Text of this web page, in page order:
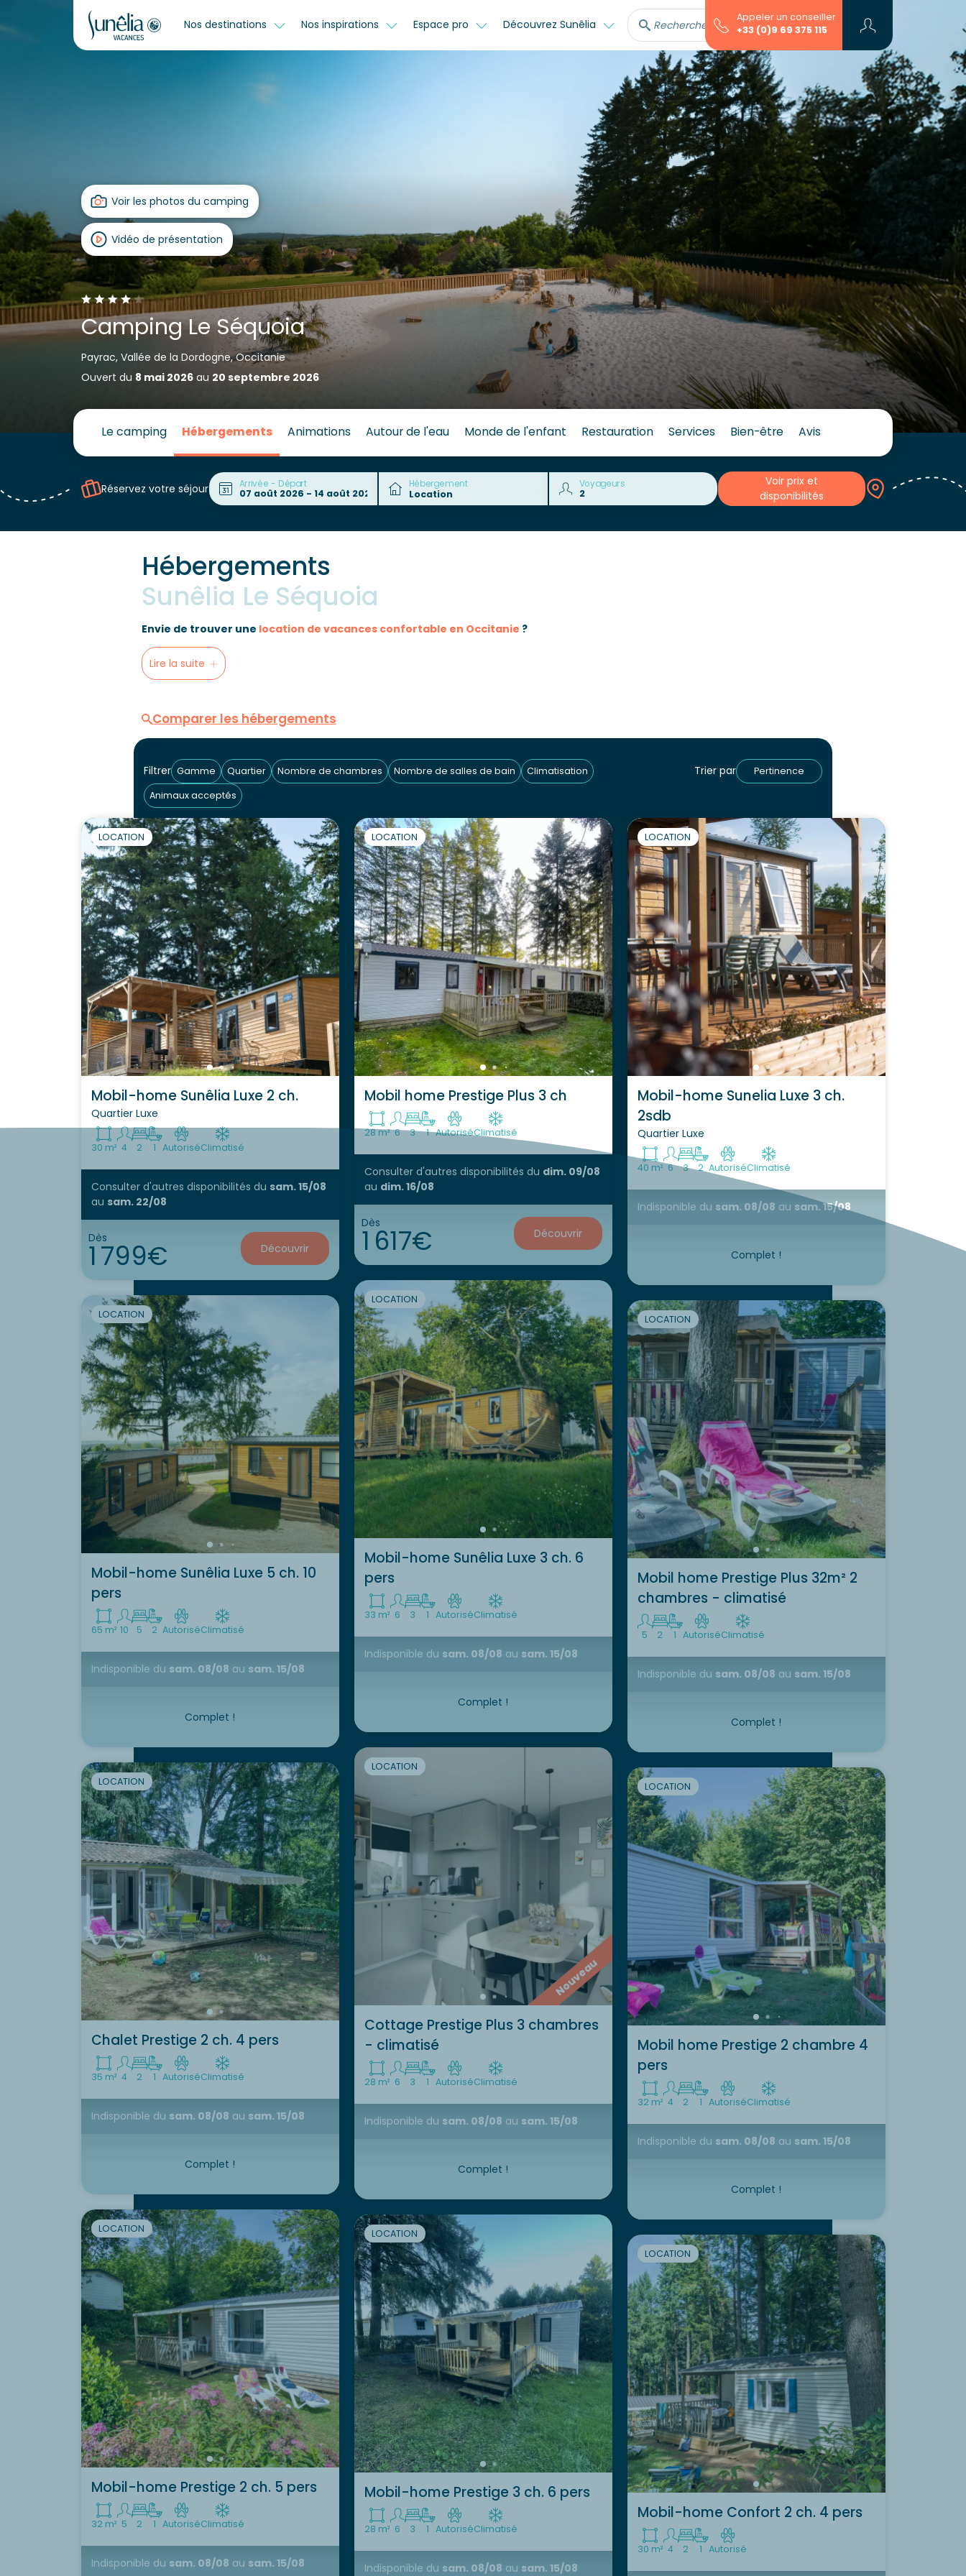
Nos destinations Nos inspirations Espace pro Découvrez Sunêlia Rechercher avec l'assistant...
Appeler un conseiller
+33 (0)9 69 375 115
Voir les photos du camping
Vidéo de présentation
Camping Le Séquoia
Payrac, Vallée de la Dordogne, Occitanie
Ouvert du 8 mai 2026au 20 septembre 2026
Le camping Hébergements Animations Autour de l'eau Monde de l'enfant Restauration Services Bien-être Avis
Réservez votre séjour Arrivée - Départ Hébergement Voyageurs
Voir prix et
disponibilités
Hébergements
Sunêlia Le Séquoia
Envie de trouver une location de vacances confortable en Occitanie ?
Lire la suite
Comparer les hébergements
Filtrer Gamme Quartier Nombre de chambres Nombre de salles de bain
Climatisation
Animaux acceptés
Trier par Pertinence
LOCATION
Mobil-home Sunêlia Luxe 2 ch.
Quartier Luxe
30 m² 4 2 1 AutoriséClimatisé
Consulter d'autres disponibilités du sam. 15/08
au sam. 22/08
Dès
1 799€ Découvrir
LOCATION
Mobil home Prestige Plus 3 ch
28 m² 6 3 1 AutoriséClimatisé
Consulter d'autres disponibilités du dim. 09/08
au dim. 16/08
Dès
1 617€ Découvrir
LOCATION
Mobil-home Sunelia Luxe 3 ch.
2sdb
Quartier Luxe
40 m² 6 3 2 AutoriséClimatisé
Indisponible du sam. 08/08 au sam. 15/08
Complet !
LOCATION
Mobil-home Sunêlia Luxe 3 ch. 6
pers
33 m² 6 3 1 AutoriséClimatisé
Indisponible du sam. 08/08 au sam. 15/08
Complet !
LOCATION
Mobil-home Sunêlia Luxe 5 ch. 10
pers
65 m² 10 5 2 AutoriséClimatisé
Indisponible du sam. 08/08 au sam. 15/08
Complet !
LOCATION
Mobil home Prestige Plus 32m² 2
chambres - climatisé
5 2 1 AutoriséClimatisé
Indisponible du sam. 08/08 au sam. 15/08
Complet !
Nouveau
LOCATION
Cottage Prestige Plus 3 chambres
- climatisé
28 m² 6 3 1 AutoriséClimatisé
Indisponible du sam. 08/08 au sam. 15/08
Complet !
LOCATION
Chalet Prestige 2 ch. 4 pers
35 m² 4 2 1 AutoriséClimatisé
Indisponible du sam. 08/08 au sam. 15/08
Complet !
LOCATION
Mobil home Prestige 2 chambre 4
pers
32 m² 4 2 1 AutoriséClimatisé
Indisponible du sam. 08/08 au sam. 15/08
Complet !
LOCATION
Mobil-home Prestige 2 ch. 5 pers
32 m² 5 2 1 AutoriséClimatisé
Indisponible du sam. 08/08 au sam. 15/08
LOCATION
Mobil-home Prestige 3 ch. 6 pers
28 m² 6 3 1 AutoriséClimatisé
Indisponible du sam. 08/08 au sam. 15/08
LOCATION
Mobil-home Confort 2 ch. 4 pers
30 m² 4 2 1 Autorisé